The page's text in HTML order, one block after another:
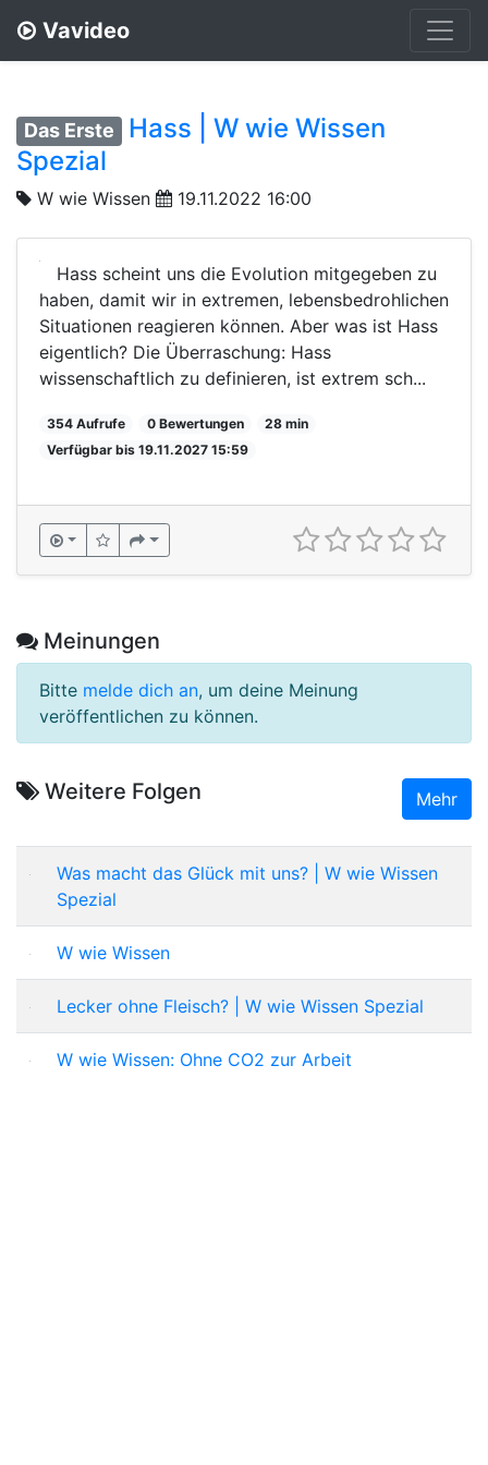
Vavideo
Das Erste
Hass | W wie Wissen
Spezial
W wie Wissen 19.11.2022 16:00
Hass scheint uns die Evolution mitgegeben zu
haben, damit wir in extremen, lebensbedrohlichen
Situationen reagieren können. Aber was ist Hass
eigentlich? Die Überraschung: Hass
wissenschaftlich zu definieren, ist extrem sch...
354 Aufrufe 0 Bewertungen
28 min
Verfügbar bis 19.11.2027 15:59
Meinungen
Bitte melde dich an, um deine Meinung
veröffentlichen zu können.
Weitere Folgen Mehr
Was macht das Glück mit uns? | W wie Wissen
Spezial
W wie Wissen
Lecker ohne Fleisch? | W wie Wissen Spezial
W wie Wissen: Ohne CO2 zur Arbeit